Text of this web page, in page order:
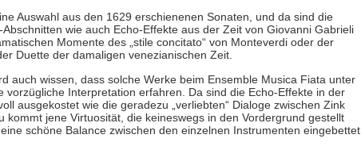
Auswahl aus den 1629 erschienenen Sonaten, und da sind die
wie auch Echo-Effekte aus der Zeit von Giovanni Gabrieli
Momente des „stile concitato“ von Monteverdi oder der
Duette der damaligen venezianischen Zeit.
auch wissen, dass solche Werke beim Ensemble Musica Fiata unter
vorzügliche Interpretation erfahren. Da sind die Echo-Effekte in der
ausgekostet wie die geradezu „verliebten“ Dialoge zwischen Zink
kommt jene Virtuosität, die keineswegs in den Vordergrund gestellt
schöne Balance zwischen den einzelnen Instrumenten eingebettet